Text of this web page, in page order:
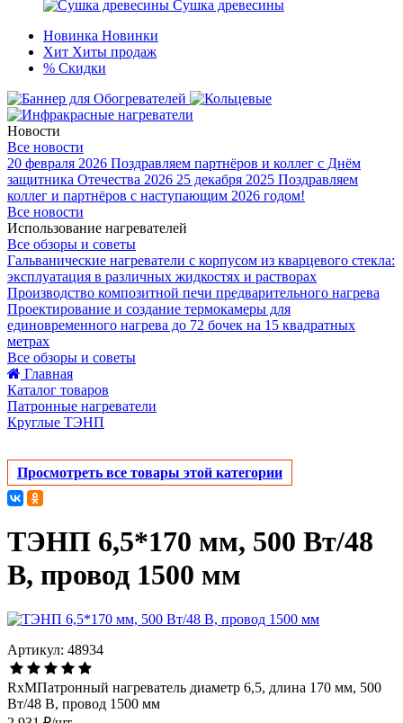
Сушка древесины
Новинка Новинки
Хит Хиты продаж
% Скидки
Новости
Все новости
20 февраля 2026 Поздравляем партнёров и коллег с Днём
защитника Отечества 2026 25 декабря 2025 Поздравляем
коллег и партнёров с наступающим 2026 годом!
Все новости
Использование нагревателей
Все обзоры и советы
Гальванические нагреватели с корпусом из кварцевого стекла:
эксплуатация в различных жидкостях и растворах
Производство композитной печи предварительного нагрева
Проектирование и создание термокамеры для
единовременного нагрева до 72 бочек на 15 квадратных
метрах
Все обзоры и советы
Главная
Каталог товаров
Патронные нагреватели
Круглые ТЭНП
Просмотреть все товары этой категории
ТЭНП 6,5*170 мм, 500 Вт/48
В, провод 1500 мм
Артикул: 48934
RxMПатронный нагреватель диаметр 6,5, длина 170 мм, 500
Вт/48 В, провод 1500 мм